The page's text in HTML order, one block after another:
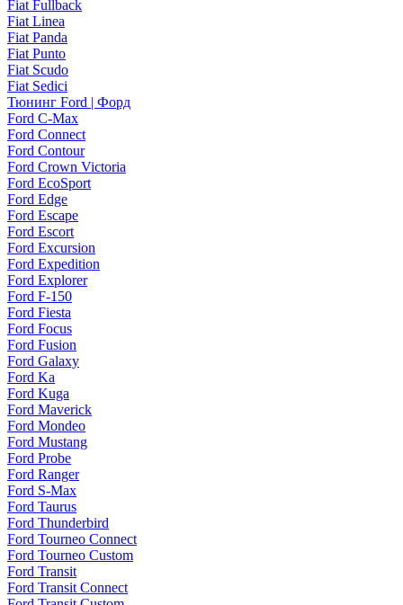
Fiat Fullback
Fiat Linea
Fiat Panda
Fiat Punto
Fiat Scudo
Fiat Sedici
Тюнинг Ford | Форд
Ford C-Max
Ford Connect
Ford Contour
Ford Crown Victoria
Ford EcoSport
Ford Edge
Ford Escape
Ford Escort
Ford Excursion
Ford Expedition
Ford Explorer
Ford F-150
Ford Fiesta
Ford Focus
Ford Fusion
Ford Galaxy
Ford Ka
Ford Kuga
Ford Maverick
Ford Mondeo
Ford Mustang
Ford Probe
Ford Ranger
Ford S-Max
Ford Taurus
Ford Thunderbird
Ford Tourneo Connect
Ford Tourneo Custom
Ford Transit
Ford Transit Connect